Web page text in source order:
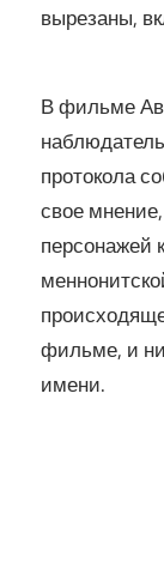
вырезаны,
В фильме
протокола
свое
персонажей
фильме, и
имени.